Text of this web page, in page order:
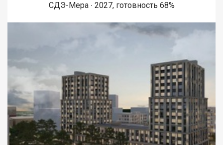
СДЭ-Мера ∙ 2027, готовность 68%